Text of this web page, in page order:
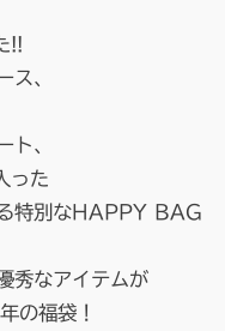
!!
ス、
ト、
った
る特別なHAPPY BAG
秀なアイテムが
の福袋！